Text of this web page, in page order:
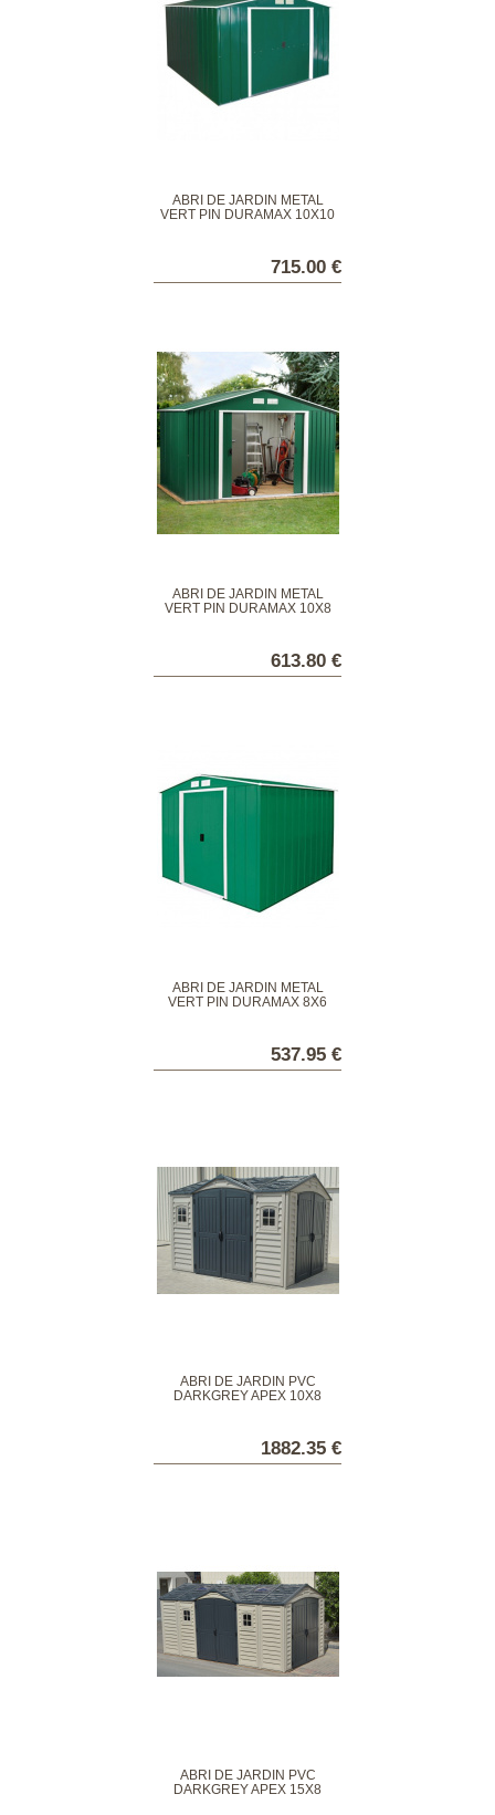
ABRI DE JARDIN MÉTAL
VERT PIN DURAMAX 10X10
715.00 €
ABRI DE JARDIN MÉTAL
VERT PIN DURAMAX 10X8
613.80 €
ABRI DE JARDIN MÉTAL
VERT PIN DURAMAX 8X6
537.95 €
ABRI DE JARDIN PVC
DARKGREY APEX 10X8
1882.35 €
ABRI DE JARDIN PVC
DARKGREY APEX 15X8